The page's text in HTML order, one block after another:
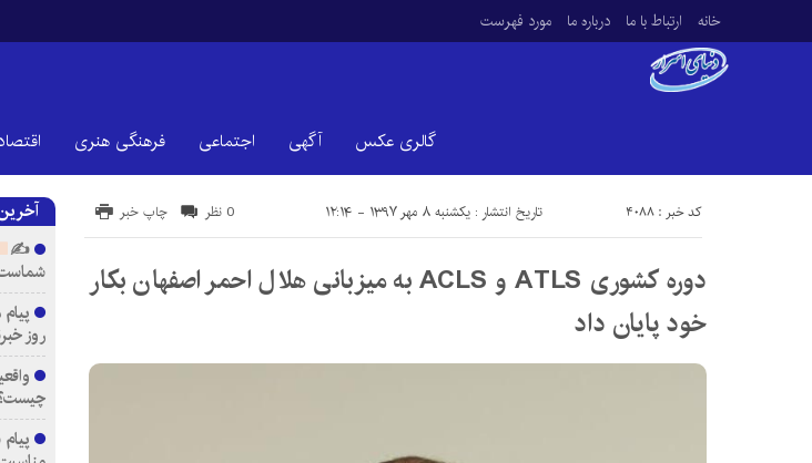
خانه ارتباط با ما درباره ما مورد فهرست
گالری عکس آگهی اجتماعی فرهنگی هنری
تاریخ انتشار : یکشنبه ۸ مهر ۱۳۹۷ - ۱۲:۱۴ کد خبر : 4088 چاپ خبر 0 نظر
دوره کشوری ATLS و ACLS به میزبانی هلال احمر اصفهان بکار
خود پایان داد
✍
روز